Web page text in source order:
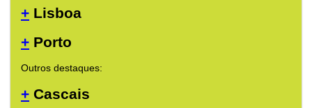
+ Lisboa
+ Porto
Outros destaques:
+ Cascais